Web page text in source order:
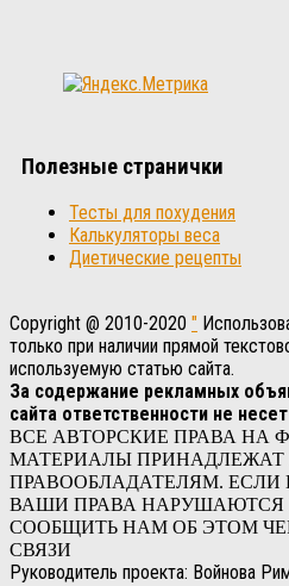
Полезные странички
Тесты для похудения
Калькуляторы веса
Диетические рецепты
Copyright @ 2010-2020 "
только при наличии прямой
используемую статью сайта.
За содержание рекламных
сайта ответственности не несет
ВСЕ АВТОРСКИЕ ПРАВА НА
МАТЕРИАЛЫ
ПРАВООБЛАДАТЕЛЯМ. ЕСЛИ
ВАШИ ПРАВА НАРУШАЮТСЯ
СООБЩИТЬ НАМ ОБ ЭТОМ
СВЯЗИ
Руководитель проекта: Войнова